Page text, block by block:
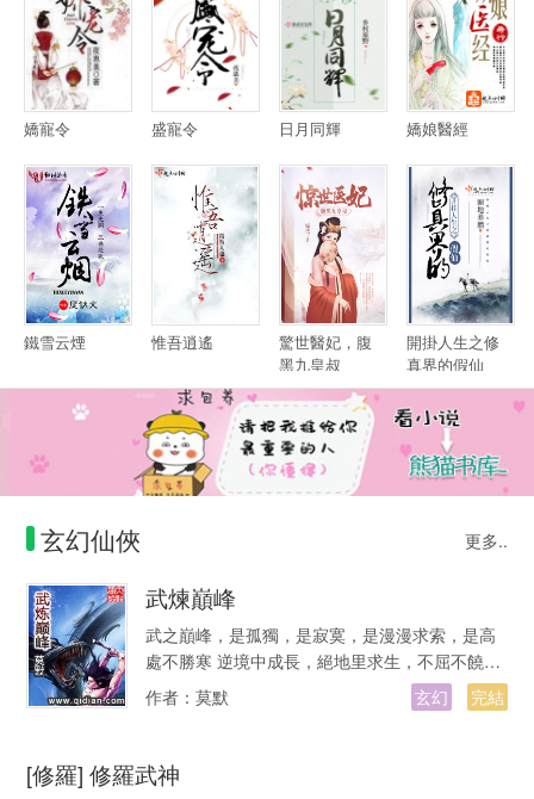
嬌寵令 盛寵令 日月同輝 嬌娘醫經
鐵雪云煙 惟吾逍遙
驚世醫妃，腹
黑九皇叔
開掛人生之修
真界的假仙
玄幻仙俠 更多..
武煉巔峰
武之巔峰，是孤獨，是寂寞，是漫漫求索，是高
處不勝寒 逆境中成長，絕地里求生，不屈不饒，
才能堪破武之極道。 凌霄閣試煉…
作者： 莫默 玄幻 完結
[修羅] 修羅武神